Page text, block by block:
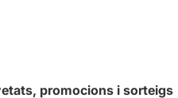
promocions i sorteigs